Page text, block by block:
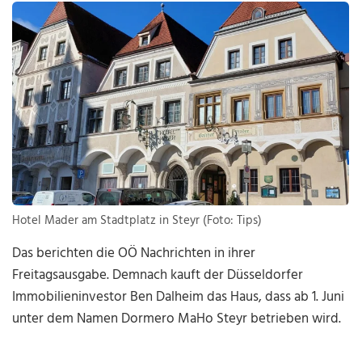
Hotel Mader am Stadtplatz in Steyr (Foto: Tips)
Das berichten die OÖ Nachrichten in ihrer
Freitagsausgabe. Demnach kauft der Düsseldorfer
Immobilieninvestor Ben Dalheim das Haus, dass ab 1. Juni
unter dem Namen Dormero MaHo Steyr betrieben wird.